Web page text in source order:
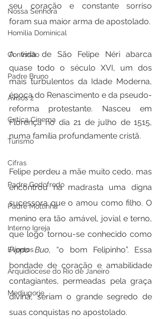
Nossa Senhora
Homilia Dominical
Confissão
Padre Bruno
Avisos 2
Crítica Cinema
Turismo
Cifras
Padre Godofredo
Padre Mottinha
Interno Igreja
Eventos
Arquidiocese do Rio de Janeiro
Medjugorje
seu coração e constante sorriso
foram sua maior arma de apostolado.
A vida de São Felipe Néri abarca
quase todo o século XVI, um dos
mais turbulentos da Idade Moderna,
época do Renascimento e da pseudo-
reforma protestante. Nasceu em
Florença no dia 21 de julho de 1515,
numa família profundamente cristã.
Felipe perdeu a mãe muito cedo, mas
encontrou na madrasta uma digna
sucessora que o amou como filho. O
menino era tão amável, jovial e terno,
Pippo Buo, “o bom Felipinho”. Essa
bondade de coração e amabilidade
contagiantes, permeadas pela graça
divina, seriam o grande segredo de
suas conquistas no apostolado.